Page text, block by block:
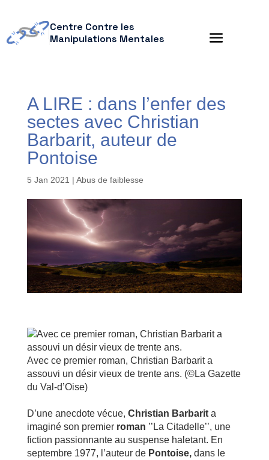
Centre Contre les
Manipulations Mentales
A LIRE : dans l’enfer des
sectes avec Christian
Barbarit, auteur de
Pontoise
5 Jan 2021 | Abus de faiblesse
Avec ce premier roman, Christian Barbarit a
assouvi un désir vieux de trente ans. (©La Gazette
du Val-d’Oise)
D’une anecdote vécue, Christian Barbarita
imaginé son premier roman ’’La Citadelle’’, une
fiction passionnante au suspense haletant. En
septembre 1977, l’auteur de Pontoise,dans le